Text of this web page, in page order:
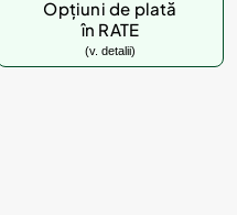
Opțiuni de plată
în RATE
(v. detalii)